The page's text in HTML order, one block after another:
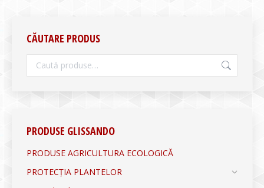
CĂUTARE PRODUS
PRODUSE GLISSANDO
PRODUSE AGRICULTURA ECOLOGICĂ
PROTECȚIA PLANTELOR